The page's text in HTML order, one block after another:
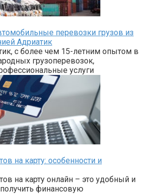
перевозки грузов из
Адриатик
с более чем 15-летним опытом в
грузоперевозок,
услуги
на карту: особенности и
на карту онлайн – это удобный и
финансовую